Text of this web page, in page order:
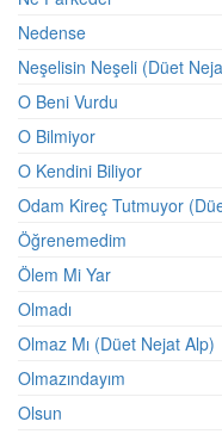
Nedense
Neşelisin Neşeli (Düet
O Beni Vurdu
O Bilmiyor
O Kendini Biliyor
Odam Kireç Tutmuyor
Öğrenemedim
Ölem Mi Yar
Olmadı
Olmaz Mı (Düet Nejat Alp)
Olmazındayım
Olsun